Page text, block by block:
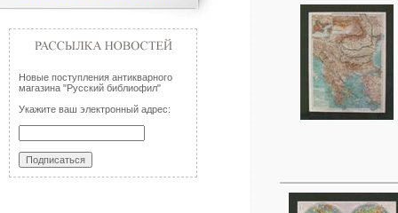
Новые поступления антикварного
магазина "Русский библиофил"
Укажите ваш электронный адрес: